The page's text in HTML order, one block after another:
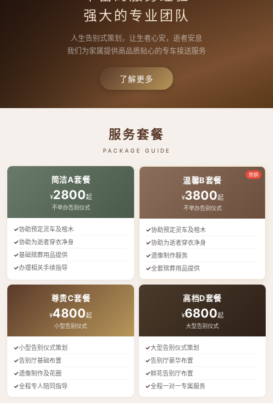
强大的专业团队
人生告别式策划，让生者心安，逝者安息
我们为家属提供高品质贴心的专车接送服务
了解更多
服务套餐
PACKAGE GUIDE
简洁A套餐
¥2800起
不举办告别仪式
协助预定灵车及棺木
协助为逝者穿衣净身
基础殡葬用品提供
办理相关手续指导
热销
温馨B套餐
¥3800起
不举办告别仪式
协助预定灵车及棺木
协助为逝者穿衣净身
遗像制作服务
全套殡葬用品提供
尊贵C套餐
¥4800起
小型告别仪式
小型告别仪式策划
告别厅基础布置
遗像制作及花圈
全程专人陪同指导
高档D套餐
¥6800起
大型告别仪式
大型告别仪式策划
告别厅豪华布置
鲜花告别厅布置
全程一对一专属服务